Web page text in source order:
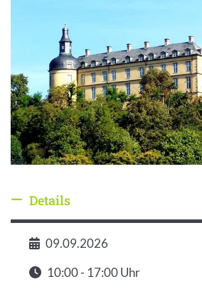
Details ausblenden
Details
Datum
09.09.2026
Zeit
10:00 - 17:00 Uhr